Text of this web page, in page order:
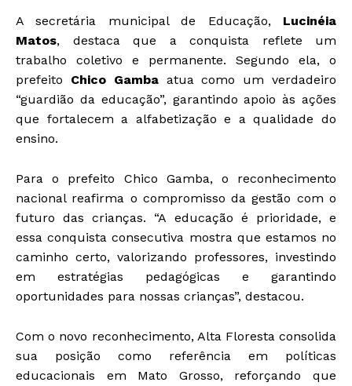
A secretária municipal de Educação, Lucinéia
Matos, destaca que a conquista reflete um
trabalho coletivo e permanente. Segundo ela, o
prefeito Chico Gambaatua como um verdadeiro
“guardião da educação”, garantindo apoio às ações
que fortalecem a alfabetização e a qualidade do
ensino.
Para o prefeito Chico Gamba, o reconhecimento
nacional reafirma o compromisso da gestão com o
futuro das crianças. “A educação é prioridade, e
essa conquista consecutiva mostra que estamos no
caminho certo, valorizando professores, investindo
em estratégias pedagógicas e garantindo
oportunidades para nossas crianças”, destacou.
Com o novo reconhecimento, Alta Floresta consolida
sua posição como referência em políticas
educacionais em Mato Grosso, reforçando que